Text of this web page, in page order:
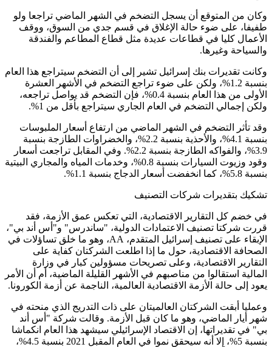
وكان من المتوقع أن يسجل التضخم في الشهر الماضي تراجعا ولو
طفيفا، على ضوء حالة الإغلاق في قسم جدي من السوق، ووقف
الأعمال كليا في قطاعات عديدة مثل قطاع المطاعم والفندقة
والسياحة وغيرها.
وكانت تقديرات بنك إسرائيل تشير إلى أن التضخم سيتراجع هذا العام
بنسبة 1.2%، ولكن على ضوء تراجع التضخم في الأشهر العشرة
الأولى من هذا العام بنسبة 0.4%، فإن التضخم قد يواصل تراجعه،
ولكن إجمالي التضخم في العام الجاري سيتراجع بأقل من 1%.
وقد تأثر التضخم في الشهر الماضي من ارتفاع أسعار الملبوسات
بنسبة 4.1%، والأحذية بنسبة 2.2%، والخضراوات الطازجة بنسبة
3.9%، والفواكه الطازجة بنسبة 2.2%. وفي المقابل تراجعت أسعار
وقود وزيوت السيارات بنسبة 0.8%، وخدمات المياه والمجاري البيتية
بنسبة 5.8%، كما انخفضت أسعار الدجاج بنسبة 1.1%.
تشكيك بتقديرات شركات التصنيف
في خضم كل التقارير الاقتصادية، التي تعكس عمق الأزمة، فقد
قررت شركتا تصنيف الاعتمادات الدولية، "ساندرس" و"أس أند بي"،
الإبقاء على تصنيف إسرائيل المتقدم، AA، وهو ما خلق تساؤلات في
الصحافة الاقتصادية، حول ما إذا اطلعت الشركتان كفاية على
التقارير الاقتصادية، وعلى تصريحات مسؤولين كبار في وزارة
المالية استقالوا من مناصبهم في الأشهر القليلة الماضية، أم أن الأمر
يعود إلى حالة الأزمة الاقتصادية العالمية، الناجمة عن أزمة الكورونا.
وعمليا أبقت الشركتان العالميتان على ذات التدريج الذي منحته في
شهر أيار الماضي، وهو ما كان قبل الأزمة. وقالت شركة "أس أند
بي" في تقديراتها، إن الاقتصاد الإسرائيلي سيشهد هذا العام انكماشا
بنسبة 5%، إلا أنه سيحقق نموا في العام المقبل 2021 بنسبة 4.5%،